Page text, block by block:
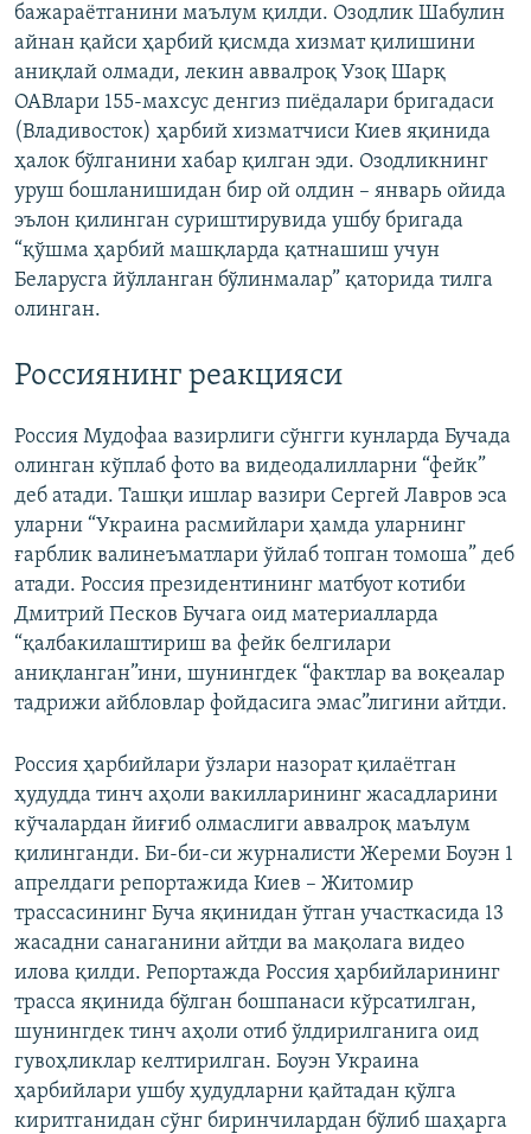
бажараётганини маълум қилди. Озодлик Шабулин
айнан қайси ҳарбий қисмда хизмат қилишини
аниқлай олмади, лекин аввалроқ Узоқ Шарқ
ОАВлари 155-махсус денгиз пиёдалари бригадаси
(Владивосток) ҳарбий хизматчиси Киев яқинида
ҳалок бўлганини хабар қилган эди. Озодликнинг
уруш бошланишидан бир ой олдин – январь ойида
эълон қилинган суриштирувида ушбу бригада
“қўшма ҳарбий машқларда қатнашиш учун
Беларусга йўлланган бўлинмалар” қаторида тилга
олинган.
Россиянинг реакцияси
Россия Мудофаа вазирлиги сўнгги кунларда Бучада
олинган кўплаб фото ва видеодалилларни “фейк”
деб атади. Ташқи ишлар вазири Сергей Лавров эса
уларни “Украина расмийлари ҳамда уларнинг
ғарблик валинеъматлари ўйлаб топган томоша” деб
атади. Россия президентининг матбуот котиби
Дмитрий Песков Бучага оид материалларда
“қалбакилаштириш ва фейк белгилари
аниқланган”ини, шунингдек “фактлар ва воқеалар
тадрижи айбловлар фойдасига эмас”лигини айтди.
Россия ҳарбийлари ўзлари назорат қилаётган
ҳудудда тинч аҳоли вакилларининг жасадларини
кўчалардан йиғиб олмаслиги аввалроқ маълум
қилинганди. Би-би-си журналисти Жереми Боуэн 1
апрелдаги репортажида Киев – Житомир
трассасининг Буча яқинидан ўтган участкасида 13
жасадни санаганини айтди ва мақолага видео
илова қилди. Репортажда Россия ҳарбийларининг
трасса яқинида бўлган бошпанаси кўрсатилган,
шунингдек тинч аҳоли отиб ўлдирилганига оид
гувоҳликлар келтирилган. Боуэн Украина
ҳарбийлари ушбу ҳудудларни қайтадан қўлга
киритганидан сўнг биринчилардан бўлиб шаҳарга